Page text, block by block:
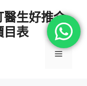
生好推介
目表
選